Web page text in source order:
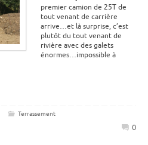
premier camion de 25T de
tout venant de carrière
arrive…et là surprise, c’est
plutôt du tout venant de
rivière avec des galets
énormes…impossible à
Terrassement
0